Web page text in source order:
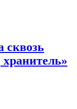
сквозь
хранитель»